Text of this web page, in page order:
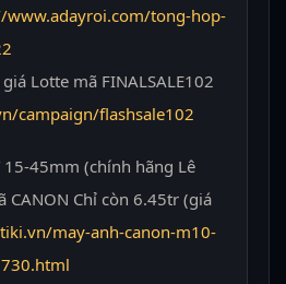
www.adayroi.com/tong-hop-
Lotte mã FINALSALE102
campaign/flashsale102
15-45mm (chính hãng Lê
CANON Chỉ còn 6.45tr (giá
may-anh-canon-m10-